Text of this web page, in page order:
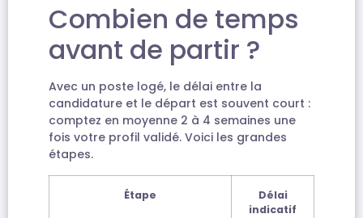
Combien de temps
avant de partir ?
Avec un poste logé, le délai entre la
candidature et le départ est souvent court :
comptez en moyenne 2 à 4 semaines une
fois votre profil validé. Voici les grandes
étapes.
Étape
Délai
indicatif